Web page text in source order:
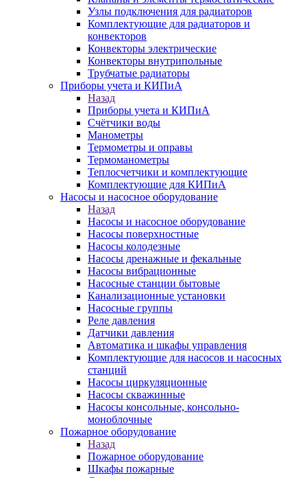
Узлы подключения для радиаторов
Комплектующие для радиаторов и
конвекторов
Конвекторы электрические
Конвекторы внутрипольные
Трубчатые радиаторы
Приборы учета и КИПиА
Назад
Приборы учета и КИПиА
Счётчики воды
Манометры
Термометры и оправы
Термоманометры
Теплосчетчики и комплектующие
Комплектующие для КИПиА
Насосы и насосное оборудование
Назад
Насосы и насосное оборудование
Насосы поверхностные
Насосы колодезные
Насосы дренажные и фекальные
Насосы вибрационные
Насосные станции бытовые
Канализационные установки
Насосные группы
Реле давления
Датчики давления
Автоматика и шкафы управления
Комплектующие для насосов и насосных
станций
Насосы циркуляционные
Насосы скважинные
Насосы консольные, консольно-
моноблочные
Пожарное оборудование
Назад
Пожарное оборудование
Шкафы пожарные